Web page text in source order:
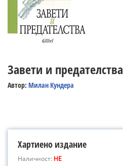
Завети и предателства
Автор: Милан Кундера
Хартиено издание
Наличност: НЕ